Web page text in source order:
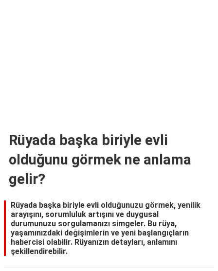
Rüyada başka biriyle evli
olduğunu görmek ne anlama
gelir?
Rüyada başka biriyle evli olduğunuzu görmek, yenilik
arayışını, sorumluluk artışını ve duygusal
durumunuzu sorgulamanızı simgeler. Bu rüya,
yaşamınızdaki değişimlerin ve yeni başlangıçların
habercisi olabilir. Rüyanızın detayları, anlamını
şekillendirebilir.